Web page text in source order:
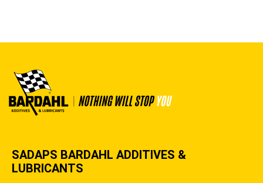
SADAPS BARDAHL ADDITIVES &
LUBRICANTS